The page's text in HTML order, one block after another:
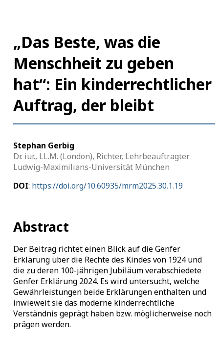
„Das Beste, was die
Menschheit zu geben
hat“: Ein kinderrechtlicher
Auftrag, der bleibt
Stephan Gerbig
Dr. iur., LL.M. (London), Richter, Lehrbeauftragter
Ludwig-Maximilians-Universität München
DOI: https://doi.org/10.60935/mrm2025.30.1.19
Abstract
Der Beitrag richtet einen Blick auf die Genfer
Erklärung über die Rechte des Kindes von 1924 und
die zu deren 100-jährigen Jubiläum verabschiedete
Genfer Erklärung 2024. Es wird untersucht, welche
Gewährleistungen beide Erklärungen enthalten und
inwieweit sie das moderne kinderrechtliche
Verständnis geprägt haben bzw. möglicherweise noch
prägen werden.